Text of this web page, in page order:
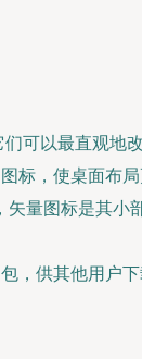
可以最直观地
标，使桌面布局
量图标是其
，供其他用户下